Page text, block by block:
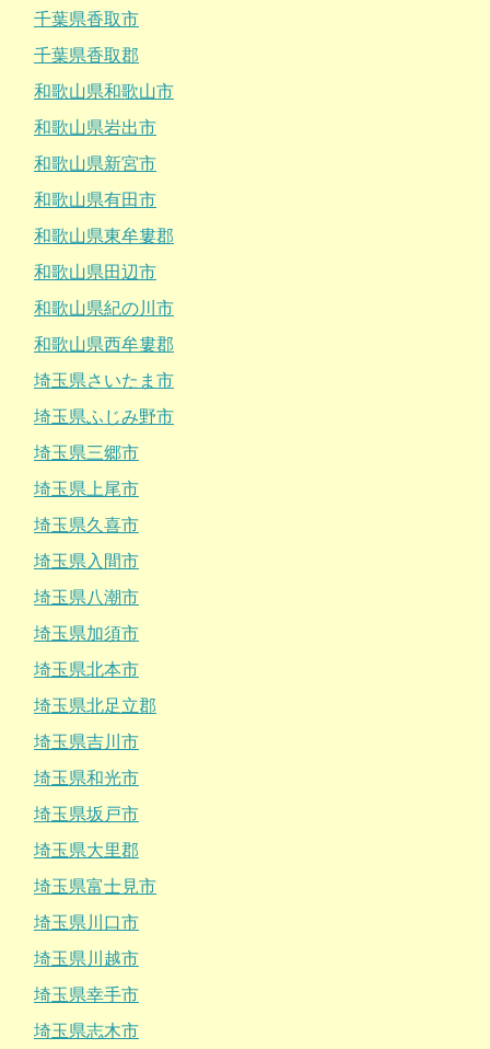
千葉県香取市
千葉県香取郡
和歌山県和歌山市
和歌山県岩出市
和歌山県新宮市
和歌山県有田市
和歌山県東牟婁郡
和歌山県田辺市
和歌山県紀の川市
和歌山県西牟婁郡
埼玉県さいたま市
埼玉県ふじみ野市
埼玉県三郷市
埼玉県上尾市
埼玉県久喜市
埼玉県入間市
埼玉県八潮市
埼玉県加須市
埼玉県北本市
埼玉県北足立郡
埼玉県吉川市
埼玉県和光市
埼玉県坂戸市
埼玉県大里郡
埼玉県富士見市
埼玉県川口市
埼玉県川越市
埼玉県幸手市
埼玉県志木市